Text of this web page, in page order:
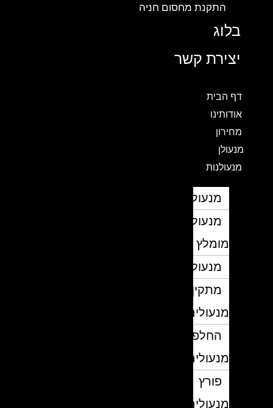
התקנת מחסום חניה
בלוג
יצירת קשר
דף הבית
אודותינו
מחירון
מנעולן
מנעולנות
מנעולן
מנעולן
מומלץ
מנעולנים
מתקין
מנעולים
החלפת
מנעולים
פורץ
מנעולים